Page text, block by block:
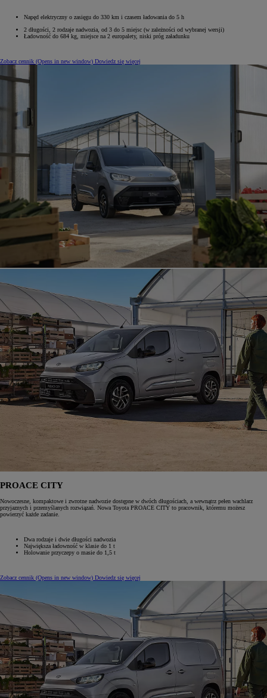
Napęd elektryczny o zasięgu do 330 km i czasem ładowania do 5 h
2 długości, 2 rodzaje nadwozia, od 3 do 5 miejsc (w zależności od wybranej wersji)
Ładowność do 684 kg, miejsce na 2 europalety, niski próg załadunku
Zobacz cennik (Opens in new window) Dowiedz się więcej
PROACE CITY
Nowoczesne, kompaktowe i zwrotne nadwozie dostępne w dwóch długościach, a wewnątrz pełen wachlarz
przyjaznych i przemyślanych rozwiązań. Nowa Toyota PROACE CITY to pracownik, któremu możesz
powierzyć każde zadanie.
Dwa rodzaje i dwie długości nadwozia
Największa ładowność w klasie do 1 t
Holowanie przyczepy o masie do 1,5 t
Zobacz cennik (Opens in new window) Dowiedz się więcej